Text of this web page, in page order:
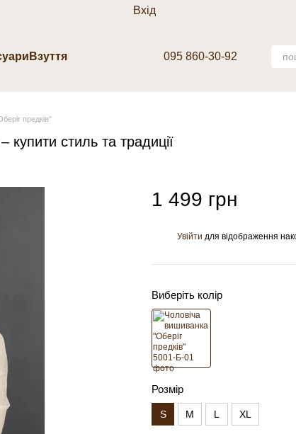
Вхід
Взуття 095 860-30-92
предків"
стиль та традиції
1 499 грн
Увійти для відображення
Виберіть колір
Розмір
S M L XL